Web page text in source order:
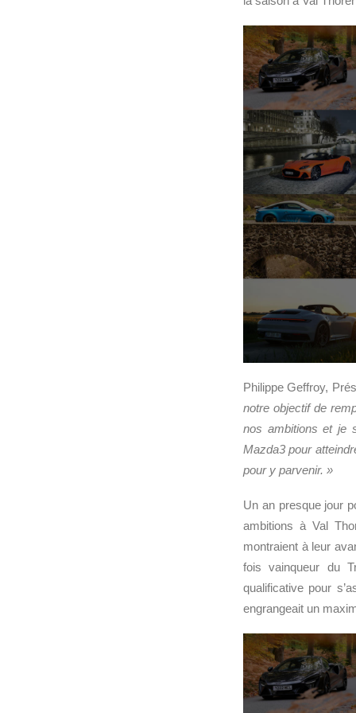
Philippe Geffroy,
notre objectif de
nos ambitions et je
Mazda3 pour
pour y parvenir. »
Un an presque jour
ambitions à Val
montraient à leur
fois vainqueur du
qualificative pour
engrangeait un